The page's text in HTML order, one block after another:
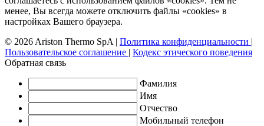
менее, Вы всегда можете отключить файлы «cookies» в
настройках Вашего браузера.
© 2026 Ariston Thermo SpA | Политика конфиденциальности |
Пользовательское соглашение | Кодекс этического поведения
Обратная связь
Фамилия
Имя
Отчество
Мобильный телефон